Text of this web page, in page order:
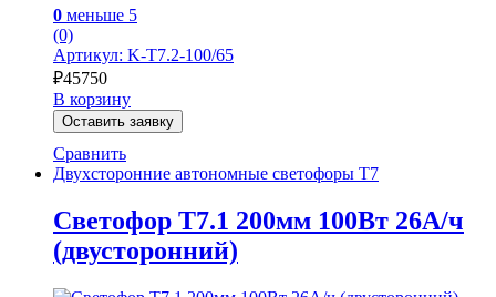
0 меньше 5
(0)
Артикул: K-Т7.2-100/65
₽45750
В корзину
Оставить заявку
Сравнить
Двухсторонние автономные светофоры Т7
Светофор Т7.1 200мм 100Вт 26А/ч
(двусторонний)